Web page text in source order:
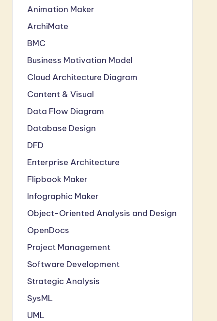
Animation Maker
ArchiMate
BMC
Business Motivation Model
Cloud Architecture Diagram
Content & Visual
Data Flow Diagram
Database Design
DFD
Enterprise Architecture
Flipbook Maker
Infographic Maker
Object-Oriented Analysis and Design
OpenDocs
Project Management
Software Development
Strategic Analysis
SysML
UML